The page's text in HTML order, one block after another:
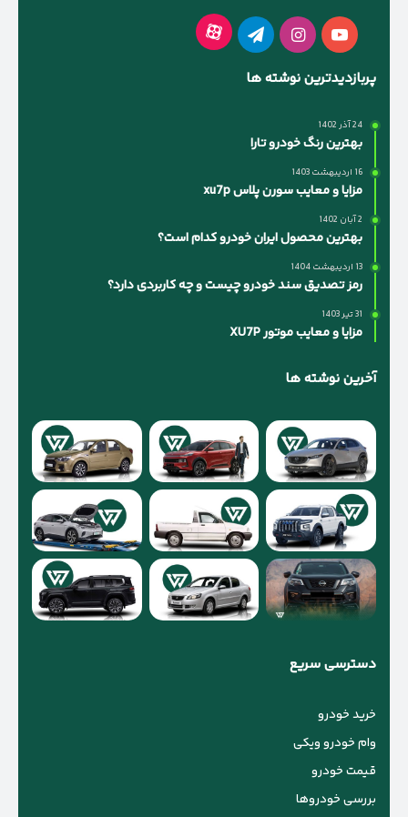
یوتیوباینستاگرام
تلگرام آپارات
پربازدیدترین نوشته ها
24 آذر 1402
بهترین رنگ خودرو تارا
16 اردیبهشت 1403
مزایا و معایب سورن پلاس xu7p
2 آبان 1402
بهترین محصول ایران خودرو کدام است؟
13 اردیبهشت 1404
رمز تصدیق سند خودرو چیست و چه کاربردی دارد؟
31 تیر 1403
مزایا و معایب موتور XU7P
آخرین نوشته ها
دسترسی سریع
خرید خودرو
وام خودرو ویکی
قیمت خودرو
بررسی خودروها